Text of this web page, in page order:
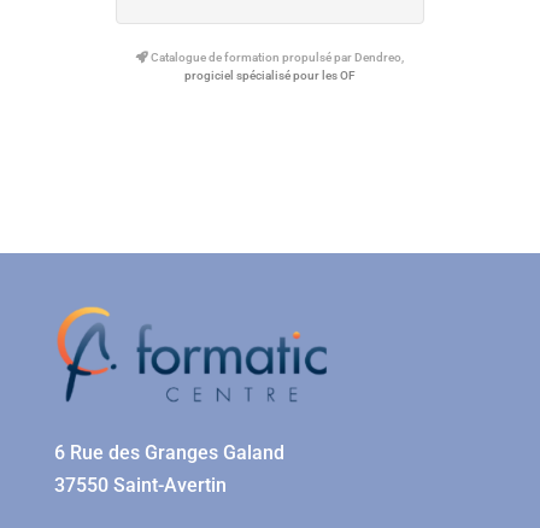
Catalogue de formation propulsé par Dendreo,
progiciel spécialisé pour les OF
6 Rue des Granges Galand
37550 Saint-Avertin